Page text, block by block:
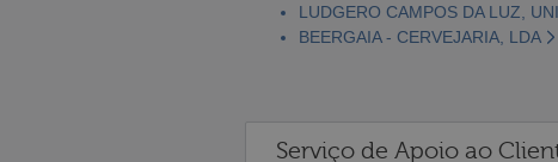
LUDGERO CAMPOS DA LUZ,
BEERGAIA - CERVEJARIA, LDA
Serviço de Apoio ao